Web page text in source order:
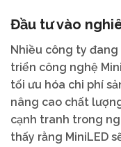
Đầu tư vào
Nhiều công ty
triển công nghệ
tối ưu hóa chi phí
nâng cao chất
cạnh tranh trong
thấy rằng MiniLED